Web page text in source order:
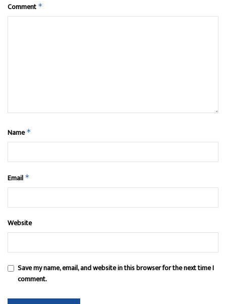
Comment *
Name*
Email *
Website
Save my name, email, and website in this browser for the next time I
comment.